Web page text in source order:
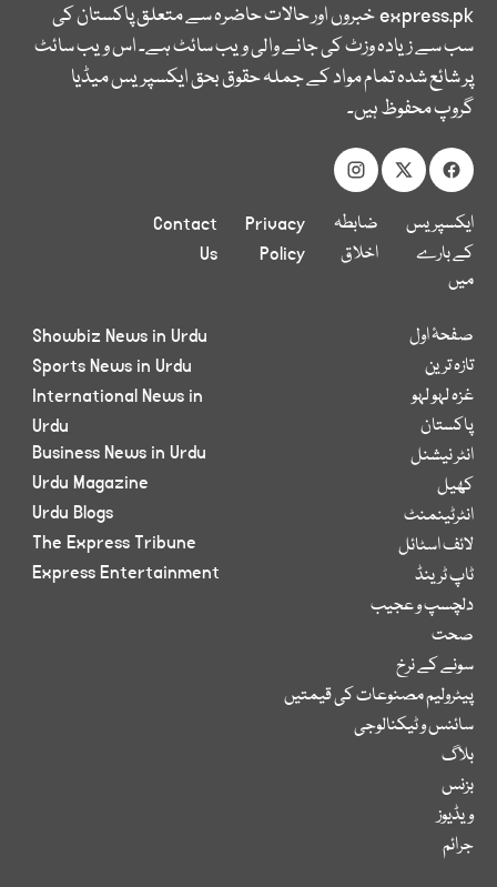
express.pkخبروں اور حالات حاضرہ سے متعلق پاکستان کی
سب سے زیادہ وزٹ کی جانے والی ویب سائٹ ہے۔ اس ویب سائٹ
پر شائع شدہ تمام مواد کے جملہ حقوق بحق ایکسپریس میڈیا
گروپ محفوظ ہیں۔
ایکسپریس
کے بارے
میں
ضابطہ
اخلاق
Privacy
Policy
Contact
Us
صفحۂ اول
تازہ ترین
غزہ لہو لہو
پاکستان
انٹر نیشنل
کھیل
انٹرٹینمنٹ
لائف اسٹائل
ٹاپ ٹرینڈ
دلچسپ و عجیب
صحت
سونے کے نرخ
پیٹرولیم مصنوعات کی قیمتیں
سائنس و ٹیکنالوجی
بلاگ
بزنس
ویڈیوز
جرائم
Showbiz News in Urdu
Sports News in Urdu
International News in
Urdu
Business News in Urdu
Urdu Magazine
Urdu Blogs
The Express Tribune
Express Entertainment